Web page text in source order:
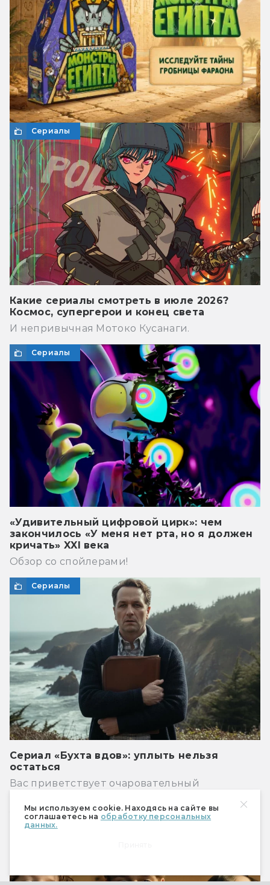
Мы используем cookie. Находясь на сайте вы
соглашаетесь на обработку персональных
данных.
Сериалы
Какие сериалы смотреть в июле 2026?
Космос, супергерои и конец света
И непривычная Мотоко Кусанаги.
Сериалы
«Удивительный цифровой цирк»: чем
закончилось «У меня нет рта, но я должен
кричать» XXI века
Обзор со спойлерами!
Сериалы
Сериал «Бухта вдов»: уплыть нельзя
остаться
Вас приветствует очаровательный
у нас понравится!
Сериалы